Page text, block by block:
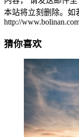
本站将立刻删除。如
http://
猜你喜欢